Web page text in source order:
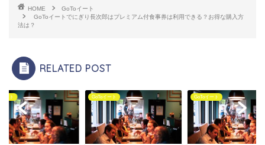
HOME
GoToイート
GoToイートでにぎり長次郎はプレミアム付食事券は利用できる？お得な購入方
法は？
RELATED POST
ート GoToイート GoToイート